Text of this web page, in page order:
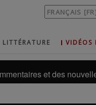
LITTÉRATURE VIDÉOS
et des